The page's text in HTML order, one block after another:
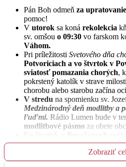
17:45
Potvorice
Št
9.2.
17:45
† vdp. Já Horváth (89.
spravoval v rokoch
Považany
Pi
Pán Boh odmeň za
pomoc!
V utorok sa koná rekolekcia
sv. omšou o 09:30 vo farskom
Váhom.
Pri príležitosti Svetového dňa
Potvoriciach a vo štvrtok v
sviatosť pomazania chorých,
pokrstený katolík v strave
chorobu alebo starobu začína
V stredu na spomienku sv.
Medzinárodný deň modlitby a
ľuďmi. Rádio Lumen bude v
modlitbové pásmo za obete
Vo štvrtok v Považanoch
vyloženie Sviatosti; 17:20
Pre malý záujem o farský ples
novembrový termín,kedy
Zobraziť